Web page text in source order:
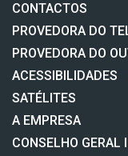
CONTACTOS
PROVEDORA DO
PROVEDORA DO
ACESSIBILIDADES
SATÉLITES
A EMPRESA
CONSELHO GERAL